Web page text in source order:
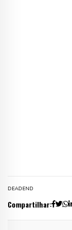
DEADEND
Compartilhar: